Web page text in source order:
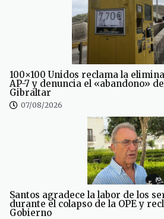
100×100 Unidos reclama la
AP-7 y denuncia el «abandono»
Gibraltar
07/08/2026
Santos agradece la labor de los
durante el colapso de la OPE y
Gobierno